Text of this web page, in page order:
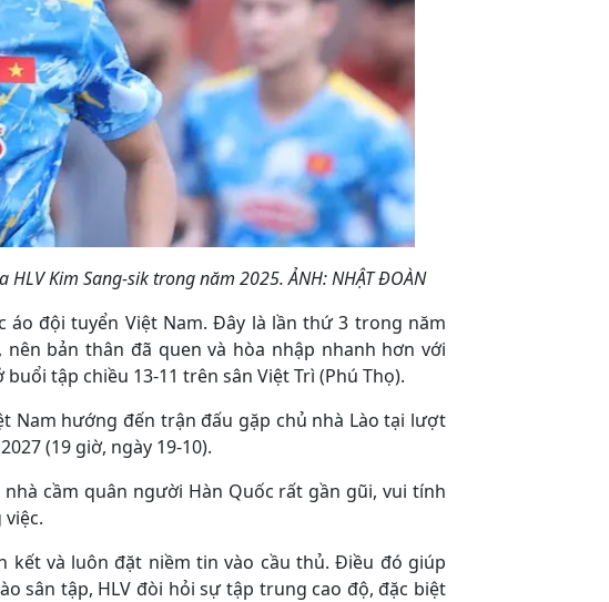
Kim Sang-sik trong năm 2025. ẢNH: NHẬT ĐOÀN
áo đội tuyển Việt Nam. Đây là lần thứ 3 trong năm
bản thân đã quen và hòa nhập nhanh hơn với
tập chiều 13-11 trên sân Việt Trì (Phú Thọ).
Nam hướng đến trận đấu gặp chủ nhà Lào tại lượt
(19 giờ, ngày 19-10).
nhà cầm quân người Hàn Quốc rất gần gũi, vui tính
kết và luôn đặt niềm tin vào cầu thủ. Điều đó giúp
sân tập, HLV đòi hỏi sự tập trung cao độ, đặc biệt